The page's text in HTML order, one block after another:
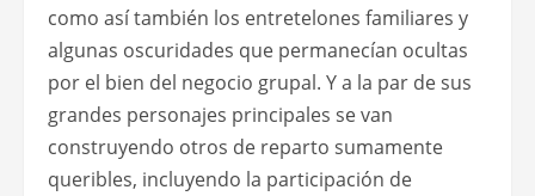
como así también los entretelones familiares y
algunas oscuridades que permanecían ocultas
por el bien del negocio grupal. Y a la par de sus
grandes personajes principales se van
construyendo otros de reparto sumamente
queribles, incluyendo la participación de